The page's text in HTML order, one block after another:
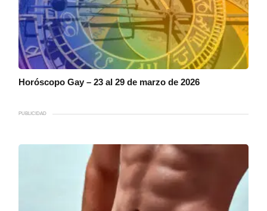
Horóscopo Gay – 23 al 29 de marzo de 2026
PUBLICIDAD